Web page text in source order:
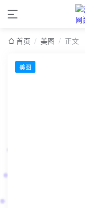
首页 / 美图 / 正文
美图